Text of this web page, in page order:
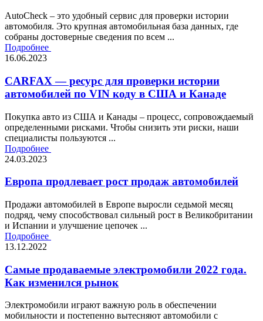
AutoCheck – это удобный сервис для проверки истории
автомобиля. Это крупная автомобильная база данных, где
собраны достоверные сведения по всем ...
Подробнее
16.06.2023
CARFAX — ресурс для проверки истории
автомобилей по VIN коду в США и Канаде
Покупка авто из США и Канады – процесс, сопровождаемый
определенными рисками. Чтобы снизить эти риски, наши
специалисты пользуются ...
Подробнее
24.03.2023
Европа продлевает рост продаж автомобилей
Продажи автомобилей в Европе выросли седьмой месяц
подряд, чему способствовал сильный рост в Великобритании
и Испании и улучшение цепочек ...
Подробнее
13.12.2022
Самые продаваемые электромобили 2022 года.
Как изменился рынок
Электромобили играют важную роль в обеспечении
мобильности и постепенно вытесняют автомобили с